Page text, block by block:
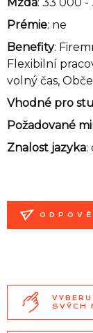
Prémie: ne
Benefity:
Flexibilní
volný čas,
Vhodné pro
Požadované
Znalost jazyka:
SVÝCH